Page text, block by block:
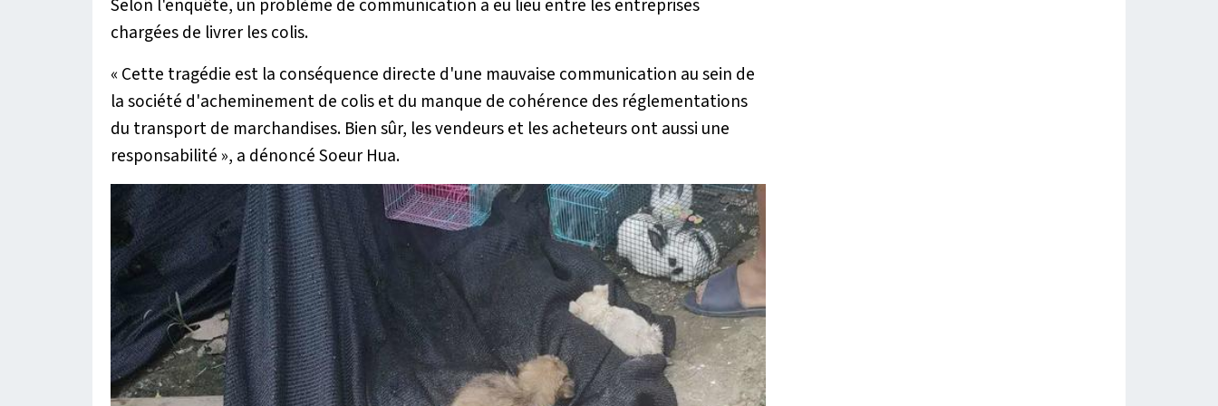
Selon l'enquête, un problème de communication a eu lieu entre les entreprises
chargées de livrer les colis.
« Cette tragédie est la conséquence directe d'une mauvaise communication au sein de
la société d'acheminement de colis et du manque de cohérence des réglementations
du transport de marchandises. Bien sûr, les vendeurs et les acheteurs ont aussi une
responsabilité », a dénoncé Soeur Hua.